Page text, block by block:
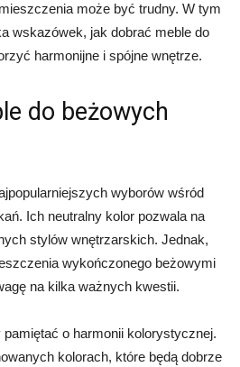
może być trudny. W tym
wskazówek, jak dobrać meble do
harmonijne i spójne wnętrze.
do beżowych
wyborów wśród
Ich neutralny kolor pozwala na
stylów wnętrzarskich. Jednak,
wykończonego beżowymi
na kilka ważnych kwestii.
o harmonii kolorystycznej.
kolorach, które będą dobrze